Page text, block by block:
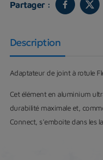
Partager :
Description
Adaptateur de joint à rotule
Cet élément en aluminium
durabilité maximale et,
Connect, s'emboite dans les